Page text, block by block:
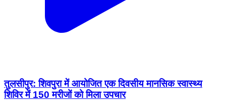
तुलसीपुर: शिवपुरा में आयोजित एक दिवसीय मानसिक स्वास्थ्य
शिविर में 150 मरीजों को मिला उपचार